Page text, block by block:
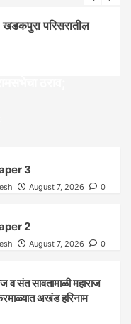
खडकपुरा परिसरातील
3
August 7, 2026 0
2
August 7, 2026 0
व संत सावतामाळी महाराज
अखंड हरिनाम